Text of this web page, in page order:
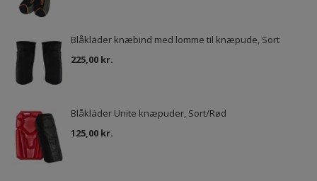
Blåkläder knæbind med lomme til knæpude, Sort
225,00 kr.
Blåkläder Unite knæpuder, Sort/Rød
125,00 kr.